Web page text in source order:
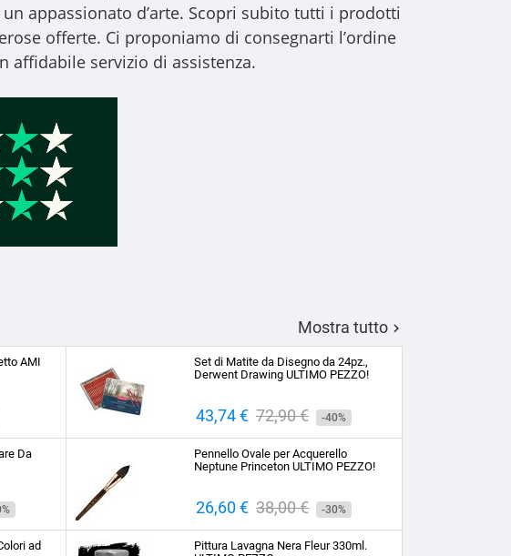
appassionato d’arte. Scopri subito tutti i prodotti
offerte. Ci proponiamo di consegnarti l’ordine
affidabile servizio di assistenza.
Mostra tutto 
AMI
Set di Matite da Disegno da 24pz.,
Derwent Drawing ULTIMO PEZZO!
Prezzo
43,74 € Prezzo
base
72,90 € -40%
Da
Pennello Ovale per Acquerello
Neptune Princeton ULTIMO PEZZO!
Prezzo
26,60 € Prezzo
base
38,00 € -30%
ad
Pittura Lavagna Nera Fleur 330ml.